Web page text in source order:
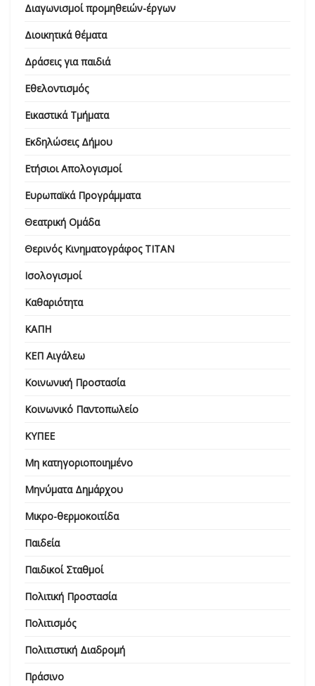
Διαγωνισμοί προμηθειών-έργων
Διοικητικά θέματα
Δράσεις για παιδιά
Εθελοντισμός
Εικαστικά Τμήματα
Εκδηλώσεις Δήμου
Ετήσιοι Απολογισμοί
Ευρωπαϊκά Προγράμματα
Θεατρική Ομάδα
Θερινός Κινηματογράφος ΤΙΤΑΝ
Ισολογισμοί
Καθαριότητα
ΚΑΠΗ
ΚΕΠ Αιγάλεω
Κοινωνική Προστασία
Κοινωνικό Παντοπωλείο
ΚΥΠΕΕ
Μη κατηγοριοποιημένο
Μηνύματα Δημάρχου
Μικρο-θερμοκοιτίδα
Παιδεία
Παιδικοί Σταθμοί
Πολιτική Προστασία
Πολιτισμός
Πολιτιστική Διαδρομή
Πράσινο